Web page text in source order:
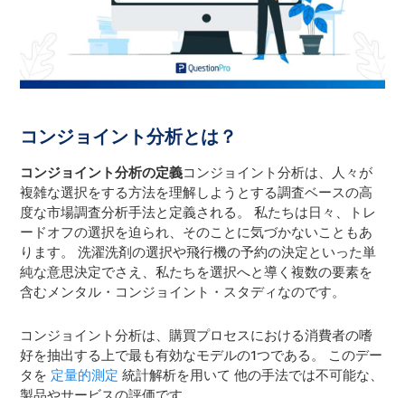
コンジョイント分析とは？
コンジョイント分析の定義コンジョイント分析は、人々が
複雑な選択をする方法を理解しようとする調査ベースの高
度な市場調査分析手法と定義される。 私たちは日々、トレ
ードオフの選択を迫られ、そのことに気づかないこともあ
ります。 洗濯洗剤の選択や飛行機の予約の決定といった単
純な意思決定でさえ、私たちを選択へと導く複数の要素を
含むメンタル・コンジョイント・スタディなのです。
コンジョイント分析は、購買プロセスにおける消費者の嗜
好を抽出する上で最も有効なモデルの1つである。 このデー
タを 定量的測定 統計解析を用いて 他の手法では不可能な、